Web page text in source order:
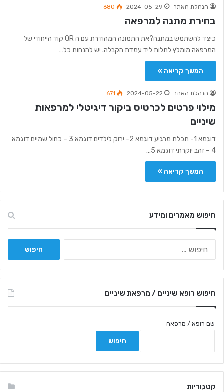
הנהלת האתר 2024-05-29
680
בחירת מתנה למרפאה
כיצד להשתמש במתנה?את התמונה המהודרת עם ה QR קוד הייחודי של
המרפאה מומלץ לתלות ליד עמדת הקבלה. יש להנחות כל…
המשך קריאה »
הנהלת האתר 2024-05-22
671
מילוי פרטים לכרטיס ביקור דיגיטלי למרפאות
שיניים
דוגמא 1- תכלת מרגיע דוגמא 2- ירוק לילדים דוגמא 3 – כחול שמיים דוגמא
4 – זהב יוקרתי דוגמא 5…
המשך קריאה »
חיפוש מאמרים ומידע
ו
חיפוש רופא שיניים / מרפאת שיניים
שם רופא / מרפאה
קטגוריות